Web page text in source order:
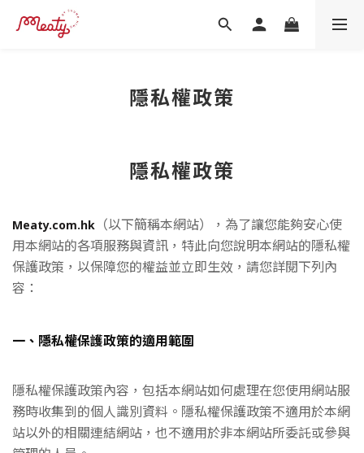
隱私權政策
隱私權政策
Meaty.com.hk （以下簡稱本網站），為了讓您能夠安心使
用本網站的各項服務與資訊，特此向您說明本網站的隱私權
保護政策，以保障您的權益並立即生效，請您詳閱下列內
容：
一、隱私權保護政策的適用範圍
隱私權保護政策內容，包括本網站如何處理在您使用網站服
務時收集到的個人識別資料。隱私權保護政策不適用於本網
站以外的相關連結網站，也不適用於非本網站所委託或參與